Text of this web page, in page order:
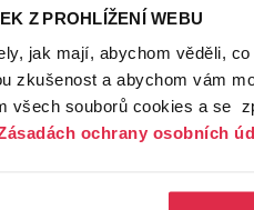
Z PROHLÍŽENÍ WEBU
jak mají, abychom věděli,
zkušenost a abychom vám
souborů cookies a se
ochrany osobních
po celý den
vonět až do pozdních
den, že? Abyste
těžké flakony v kabelce,
vůně na celý den,